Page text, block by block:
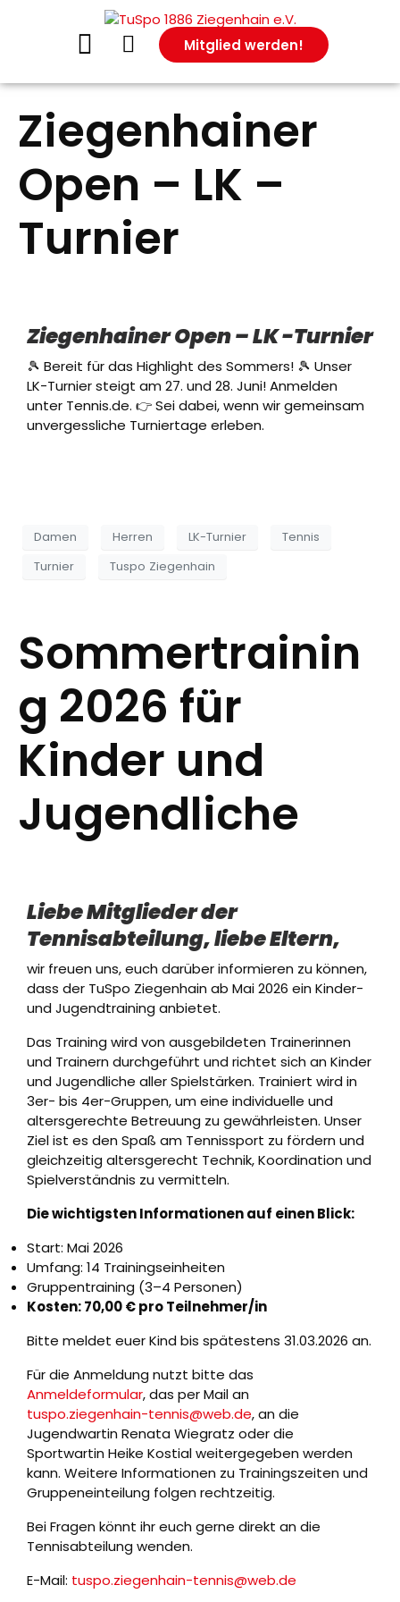
Mitglied werden!
Ziegenhainer
Open – LK –
Turnier
Ziegenhainer Open – LK -Turnier
🎾 Bereit für das Highlight des Sommers! 🎾 Unser
LK-Turnier steigt am 27. und 28. Juni! Anmelden
unter Tennis.de. 👉 Sei dabei, wenn wir gemeinsam
unvergessliche Turniertage erleben.
Damen Herren LK-Turnier
Tennis
Turnier
Tuspo Ziegenhain
Sommertrainin
g 2026 für
Kinder und
Jugendliche
Liebe Mitglieder der
Tennisabteilung, liebe Eltern,
wir freuen uns, euch darüber informieren zu können,
dass der TuSpo Ziegenhain ab Mai 2026 ein Kinder-
und Jugendtraining anbietet.
Das Training wird von ausgebildeten Trainerinnen
und Trainern durchgeführt und richtet sich an Kinder
und Jugendliche aller Spielstärken. Trainiert wird in
3er- bis 4er-Gruppen, um eine individuelle und
altersgerechte Betreuung zu gewährleisten. Unser
Ziel ist es den Spaß am Tennissport zu fördern und
gleichzeitig altersgerecht Technik, Koordination und
Spielverständnis zu vermitteln.
Die wichtigsten Informationen auf einen Blick:
Start: Mai 2026
Umfang: 14 Trainingseinheiten
Gruppentraining (3–4 Personen)
Kosten: 70,00 € pro Teilnehmer/in
Bitte meldet euer Kind bis spätestens 31.03.2026 an.
Für die Anmeldung nutzt bitte das
Anmeldeformular, das per Mail an
tuspo.ziegenhain-tennis@web.de, an die
Jugendwartin Renata Wiegratz oder die
Sportwartin Heike Kostial weitergegeben werden
kann. Weitere Informationen zu Trainingszeiten und
Gruppeneinteilung folgen rechtzeitig.
Bei Fragen könnt ihr euch gerne direkt an die
Tennisabteilung wenden.
E-Mail: tuspo.ziegenhain-tennis@web.de